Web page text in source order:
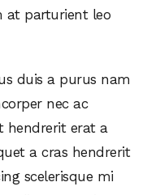
at parturient leo
duis a purus nam
nec ac
hendrerit erat a
a cras hendrerit
scelerisque mi